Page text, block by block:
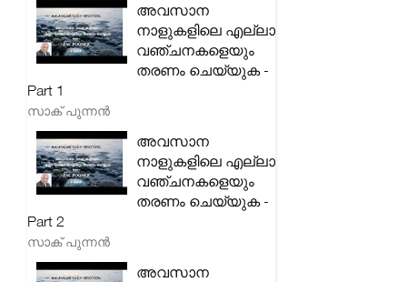
അവസാന
നാളുകളിലെ എല്ലാ
വഞ്ചനകളെയും
തരണം ചെയ്യുക -
Part 1
സാക് പുന്നൻ
അവസാന
നാളുകളിലെ എല്ലാ
വഞ്ചനകളെയും
തരണം ചെയ്യുക -
Part 2
സാക് പുന്നൻ
അവസാന